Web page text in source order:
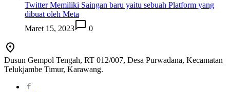
Twitter Memiliki Saingan baru yaitu sebuah Platform yang
dibuat oleh Meta
Maret 15, 2023
0
Dusun Gempol Tengah, RT 012/007, Desa Purwadana, Kecamatan
Telukjambe Timur, Karawang.